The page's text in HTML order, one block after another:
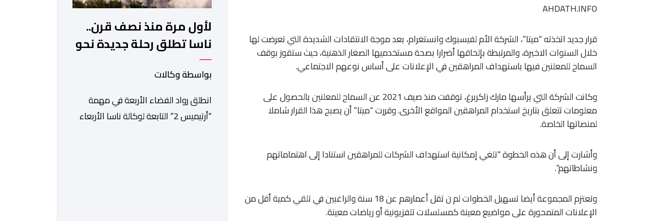
AHDATH.INFO
قرار جديد اتخذته “ميتا”، الشركة الأم لفيسبوك وانستغرام، بعد موجة الانتقادات الشديدة التي تعرضت لها
خلال السنوات الاخيرة، والمرتبطة بإلحاقها أضرارا بصحة مستخدميها الصغار الذهنية، حيث ستقوز بوقف
السماح للمعلنين فيها باستهداف المراهقين في الإعلانات على أساس نوعهم الاجتماعي.
وكانت الشركة التي يرأسها مارك زاكربرغ، توقفت منذ صيف 2021 عن السماح للمعلنين بالحصول على
معلومات تتعلق بتاريخ استخدام المراهقين المواقع الأخرى. وقررت “ميتا” أن يصبح هذا القرار شاملا
لمنصاتها الخاصة.
وأشارت إلى أن هذه الخطوة “تلغي إمكانية استهداف الشركات للمراهقين استنادا إلى اهتماماتهم
ونشاطاتهم”.
وتعتزم المجموعة أيضا تسهيل الخطوات لم ن تقل أعمارهم عن 18 سنة والراغبين في تلقي كمية أقل من
الإعلانات المتمحورة على مواضيع معينة كمسلسلات تلفزيونية أو رياضات معينة.
لأول مرة منذ نصف قرن..
ناسا تطلق رحلة جديدة نحو
القمر
بواسطة وكالات
انطلق رواد الفضاء الأربعة في مهمة
“أرتيميس 2” التابعة لوكالة ناسا الأربعاء